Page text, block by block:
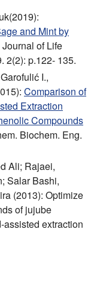
and Mint by
of Life
2(2): p.122- 135.
I.,
Comparison of
Extraction
Compounds
Biochem. Eng.
Ali; Rajaei,
Salar Bashi,
(2013): Optimize
of jujube
extraction